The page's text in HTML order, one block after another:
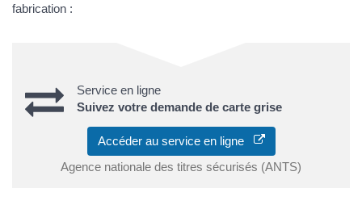
fabrication :
Service en ligne
Suivez votre demande de carte grise
Accéder au service en ligne
Agence nationale des titres sécurisés (ANTS)